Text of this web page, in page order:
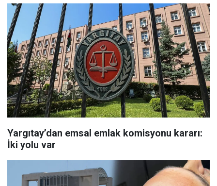
Yargıtay’dan emsal emlak komisyonu kararı:
İki yolu var